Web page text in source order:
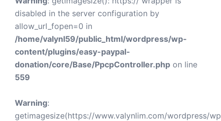
disabled in the server configuration by
allow_url_fopen=0 in
/home/valynl59/public_html/wordpress/wp-
content/plugins/easy-paypal-
donation/core/Base/PpcpController.php on line
559
Warning:
getimagesize(https://www.valynlim.com/wordpress/